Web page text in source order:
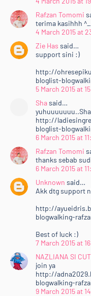
Rafzan Tomomi
terima kasihhh
4 March 2015 at
Zie Has said…
support sini :)
http://
bloglist-
5 March 2015 at
Shasaid…
http://
bloglist-
6 March 2015 at
Rafzan Tomomi
thanks sebab
6 March 2015 at
Unknown said…
Akk dtg support
http://
blogwalking-
Best of luck :)
7 March 2015 at
NAZLIANA SI
join ya
http://
blogwalking-
9 March 2015 at